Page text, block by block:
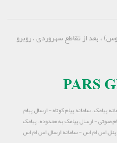
، بعد از تقاطع سهروردی ، روبرو
– سامانه پیام کوتاه - ارسال پیام
صوتی - ارسال پیامک به محدوده – پیامک
اس ام اس - سامانه ارسال اس ام اس